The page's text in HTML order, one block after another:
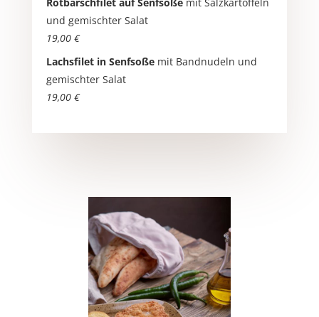
und gemischter Salat
19,00 €
Lachsfilet in Senfsoßemit Bandnudeln und
gemischter Salat
19,00 €